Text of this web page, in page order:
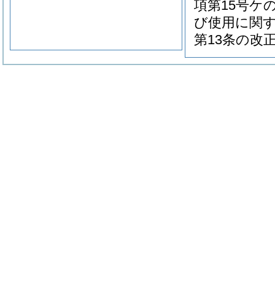
項第15号ケ
び使用に関
第13条の改